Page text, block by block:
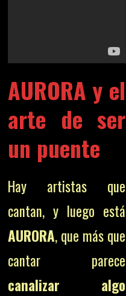
AURORA y el
arte de ser
un puente
Hay artistas que
cantan, y luego está
AURORA, que más que
cantar parece
canalizar algo